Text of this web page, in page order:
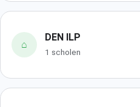
⌂
DEN ILP
1 scholen